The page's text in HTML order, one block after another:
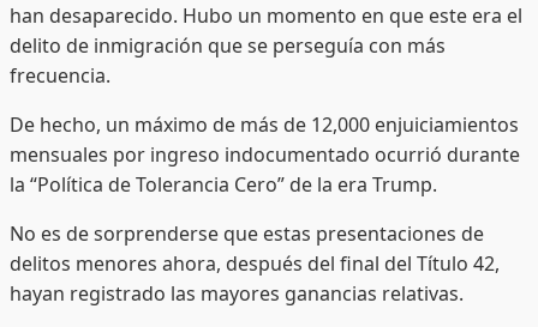
han desaparecido. Hubo un momento en que este era el
delito de inmigración que se perseguía con más
frecuencia.
De hecho, un máximo de más de 12,000 enjuiciamientos
mensuales por ingreso indocumentado ocurrió durante
la “Política de Tolerancia Cero” de la era Trump.
No es de sorprenderse que estas presentaciones de
delitos menores ahora, después del final del Título 42,
hayan registrado las mayores ganancias relativas.